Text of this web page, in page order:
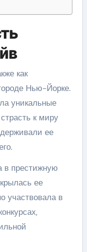
как
Нью-Йорке.
уникальные
к миру
ее
в престижную
ее
участвовала в